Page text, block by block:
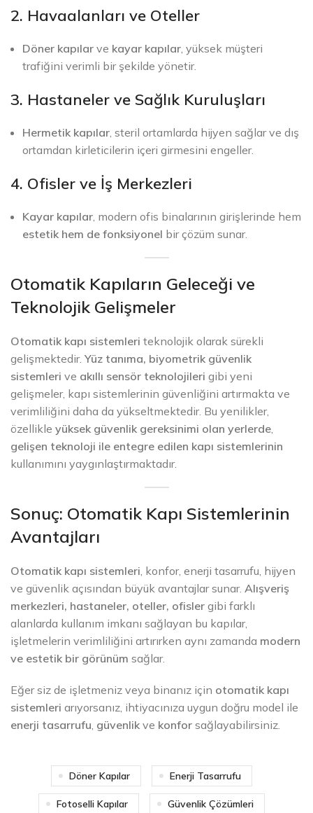
2. Havaalanları ve Oteller
Döner kapılar ve kayar kapılar, yüksek müşteri
trafiğini verimli bir şekilde yönetir.
3. Hastaneler ve Sağlık Kuruluşları
Hermetik kapılar, steril ortamlarda hijyen sağlar ve dış
ortamdan kirleticilerin içeri girmesini engeller.
4. Ofisler ve İş Merkezleri
Kayar kapılar, modern ofis binalarının girişlerinde hem
estetik hem de fonksiyonel bir çözüm sunar.
Otomatik Kapıların Geleceği ve
Teknolojik Gelişmeler
Otomatik kapı sistemleri teknolojik olarak sürekli
gelişmektedir. Yüz tanıma, biyometrik güvenlik
sistemleri ve akıllı sensör teknolojileri gibi yeni
gelişmeler, kapı sistemlerinin güvenliğini artırmakta ve
verimliliğini daha da yükseltmektedir. Bu yenilikler,
özellikle yüksek güvenlik gereksinimi olan yerlerde,
gelişen teknoloji ile entegre edilen kapı sistemlerinin
kullanımını yaygınlaştırmaktadır.
Sonuç: Otomatik Kapı Sistemlerinin
Avantajları
Otomatik kapı sistemleri, konfor, enerji tasarrufu, hijyen
ve güvenlik açısından büyük avantajlar sunar. Alışveriş
merkezleri, hastaneler, oteller, ofisler gibi farklı
alanlarda kullanım imkanı sağlayan bu kapılar,
işletmelerin verimliliğini artırırken aynı zamanda modern
ve estetik bir görünüm sağlar.
Eğer siz de işletmeniz veya binanız için otomatik kapı
sistemleri arıyorsanız, ihtiyacınıza uygun doğru model ile
enerji tasarrufu, güvenlik ve konfor sağlayabilirsiniz.
Döner Kapılar Enerji Tasarrufu
Fotoselli Kapılar Güvenlik Çözümleri